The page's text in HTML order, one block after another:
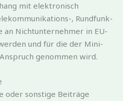
mit elektronisch
, Rundfunk-
an Nichtunternehmer in EU-
und für die der Mini-
genommen wird.
oder sonstige Beiträge